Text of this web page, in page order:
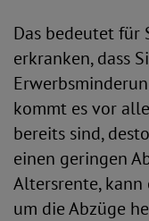
Das bedeutet für
erkranken, dass
kommt es vor
bereits sind,
einen geringen
Altersrente, kann
um die Abzüge